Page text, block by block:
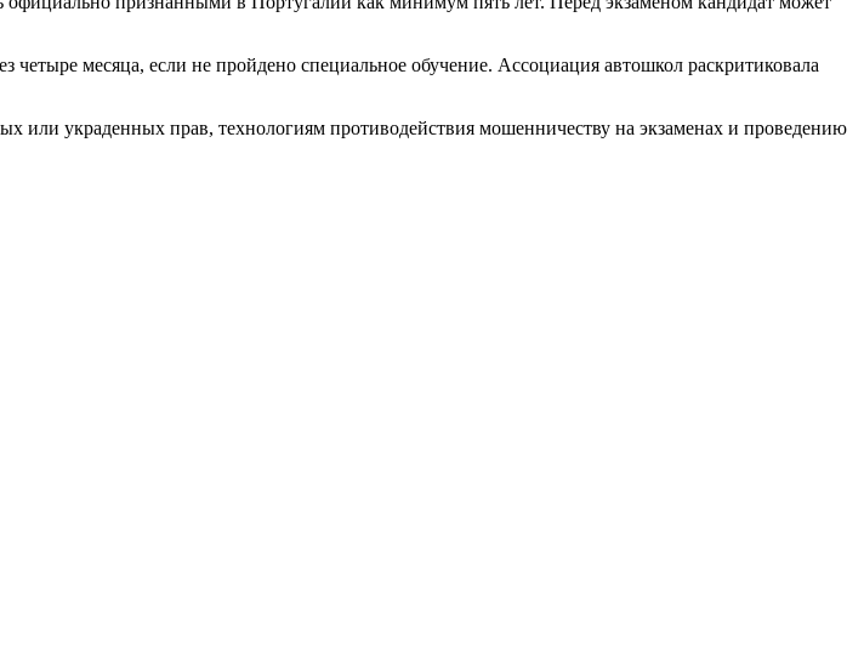
четыре месяца, если не пройдено специальное обучение. Ассоциация автошкол раскритиковала
или украденных прав, технологиям противодействия мошенничеству на экзаменах и проведению